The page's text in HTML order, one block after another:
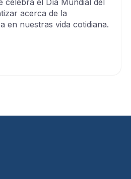
celebra el Día Mundial del
acerca de la
en nuestras vida cotidiana.